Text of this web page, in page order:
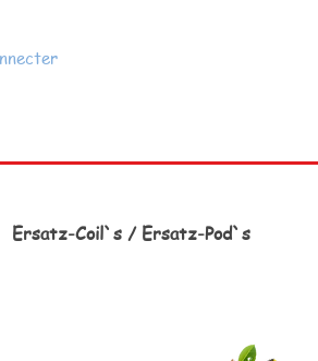
Ersatz-Coil`s / Ersatz-Pod`s